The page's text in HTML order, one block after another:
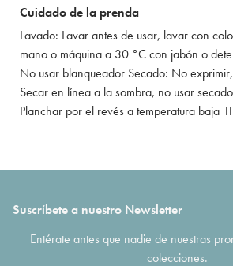
Cuidado de la prenda
Lavado: Lavar antes de usar, lavar con
mano o máquina a 30 °C con jabón o
No usar blanqueador Secado: No
Secar en línea a la sombra, no usar
Planchar por el revés a temperatura baja
Suscríbete a nuestro Newsletter
Entérate antes que nadie de nuestras
colecciones.